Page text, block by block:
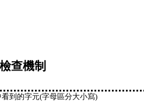
查機制
到的字元(字母區分大小寫)